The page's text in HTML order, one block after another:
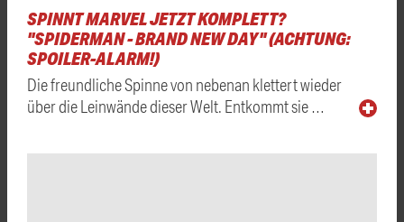
SPINNT MARVEL JETZT KOMPLETT?
"SPIDERMAN - BRAND NEW DAY" (ACHTUNG:
SPOILER-ALARM!)
Die freundliche Spinne von nebenan klettert wieder
über die Leinwände dieser Welt. Entkommt sie …